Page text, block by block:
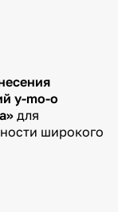
y-mo-o
для
широкого